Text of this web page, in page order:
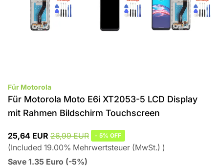
Für Motorola
Für Motorola Moto E6i XT2053-5 LCD Display
mit Rahmen Bildschirm Touchscreen
25,64 EUR 26,99 EUR - 5% OFF
(Included 19.00% Mehrwertsteuer (MwSt.) )
Save 1.35 Euro (-5%)